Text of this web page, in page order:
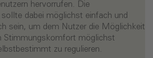
hervorrufen. Die
sollte dabei möglichst einfach und
sein, um dem Nutzer die Möglichkeit
Stimmungskomfort möglichst
zu regulieren.